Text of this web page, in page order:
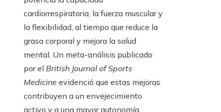
cardiorrespiratoria, la fuerza muscular y
la flexibilidad, al tiempo que reduce la
grasa corporal y mejora la salud
mental. Un meta-análisis publicado
por el British Journal of Sports
Medicine evidenció que estas mejoras
contribuyen a un envejecimiento
activo y a una mayor autonomía